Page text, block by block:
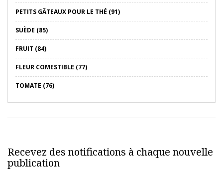
PETITS GÂTEAUX POUR LE THÉ (91)
SUÈDE (85)
FRUIT (84)
FLEUR COMESTIBLE (77)
TOMATE (76)
Recevez des notifications à chaque nouvelle
publication